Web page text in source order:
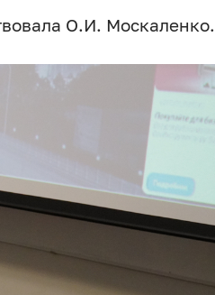
О.И. Москаленко.